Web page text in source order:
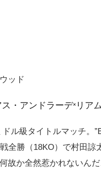
ッド
・アンドラーデ×リア
ル級タイトルマッチ。
全勝（18KO）で村田諒
故か全然惹かれないん